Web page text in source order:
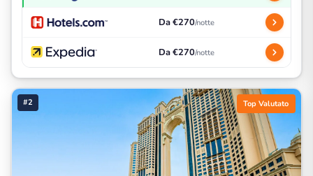
Da €270/notte
Da €270/notte
#2 Top Valutato